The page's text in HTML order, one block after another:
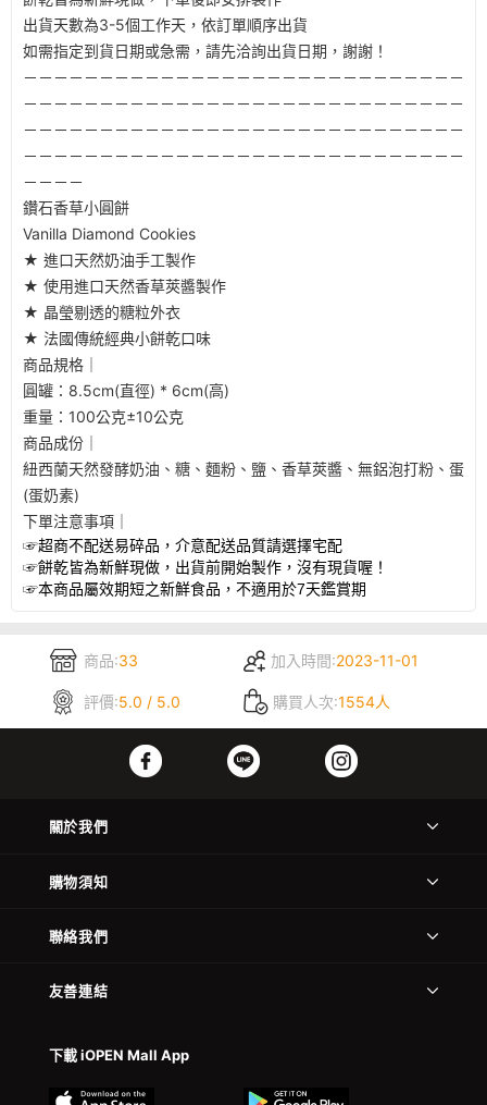
出貨天數為3-5個工作天，依訂單順序出貨
如需指定到貨日期或急需，請先洽詢出貨日期，謝謝！
－－－－－－－－－－－－－－－－－－－－－－－－－－－－－
－－－－－－－－－－－－－－－－－－－－－－－－－－－－－
－－－－－－－－－－－－－－－－－－－－－－－－－－－－－
－－－－－－－－－－－－－－－－－－－－－－－－－－－－－
－－－－
鑽石香草小圓餅
Vanilla Diamond Cookies
★ 進口天然奶油手工製作
★ 使用進口天然香草莢醬製作
★ 晶瑩剔透的糖粒外衣
★ 法國傳統經典小餅乾口味
商品規格｜
圓罐：8.5cm(直徑) * 6cm(高)
重量：100公克±10公克
商品成份｜
紐西蘭天然發酵奶油、糖、麵粉、鹽、香草莢醬、無鋁泡打粉、蛋
(蛋奶素)
下單注意事項｜
☞超商不配送易碎品，介意配送品質請選擇宅配
☞餅乾皆為新鮮現做，出貨前開始製作，沒有現貨喔！
☞本商品屬效期短之新鮮食品，不適用於7天鑑賞期
商品:33 加入時間:2023-11-01
評價:5.0 / 5.0 購買人次:1554人
關於我們
購物須知
聯絡我們
友善連結
下載 iOPEN Mall App